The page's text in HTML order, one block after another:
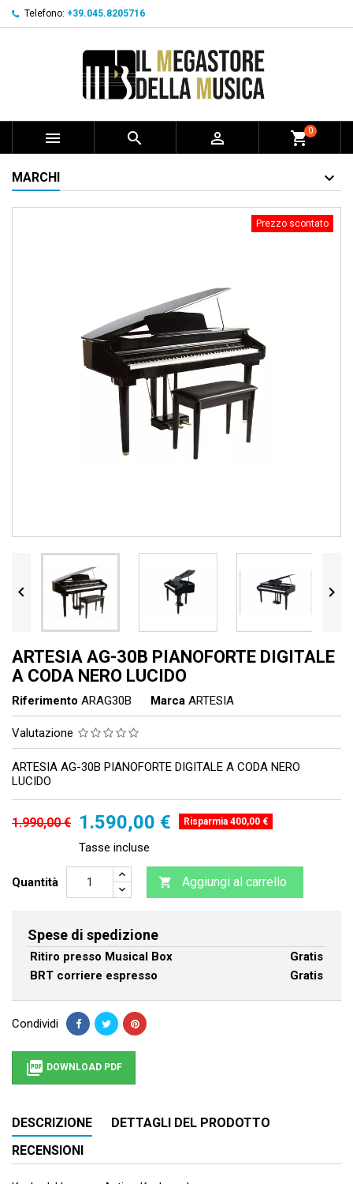
Telefono: +39.045.8205716
   shopping_cart0
MARCHI
Prezzo scontato
 
ARTESIA AG-30B PIANOFORTE DIGITALE
A CODA NERO LUCIDO
Riferimento ARAG30B Marca ARTESIA
Valutazione
ARTESIA AG-30B PIANOFORTE DIGITALE A CODA NERO
LUCIDO
1.990,00 € 1.590,00 € Risparmia 400,00 €
Tasse incluse
Quantità  Aggiungi al carrello
Spese di spedizione
Ritiro presso Musical Box
Gratis
BRT corriere espresso
Gratis
Condividi
 DOWNLOAD PDF
DESCRIZIONE
DETTAGLI DEL PRODOTTO
RECENSIONI